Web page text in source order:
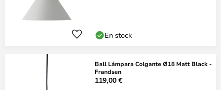
En stock
Ball Lámpara Colgante Ø18 Matt Black -
Frandsen
119,00 €